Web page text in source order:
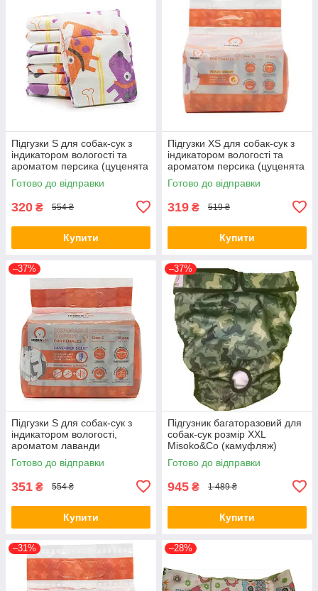
Підгузки S для собак-сук з
індикатором вологості та
ароматом персика (цуценята
та кісточки), Misoko&Co, 12
штук
Готово до відправки
320 ₴ 554 ₴
Купити
Підгузки XS для собак-сук з
індикатором вологості та
ароматом персика (цуценята
та кісточки), Misoko&Co, 12
штук
Готово до відправки
319 ₴ 519 ₴
Купити
–37%
Підгузки S для собак-сук з
індикатором вологості,
ароматом лаванди
(цуценята), Misoko&Co,
12.штук
Готово до відправки
351 ₴ 554 ₴
Купити
–37%
Підгузник багаторазовий для
собак-сук розмір XXL
Misoko&Co (камуфляж)
631148
Готово до відправки
945 ₴ 1 489 ₴
Купити
–31% –28%